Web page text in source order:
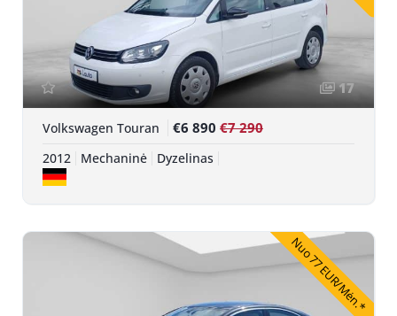
17
Volkswagen Touran €6 890 €7 290
2012 Mechaninė Dyzelinas
Nuo 77 EUR/Mėn.*